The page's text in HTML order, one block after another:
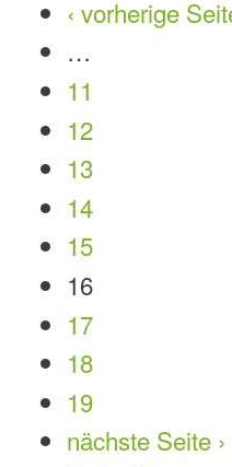
‹ vorherige
…
11
12
13
14
15
16
17
18
19
nächste Seite ›